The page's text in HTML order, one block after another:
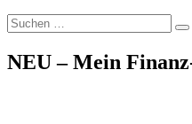
Suchen
nach:
NEU – Mein